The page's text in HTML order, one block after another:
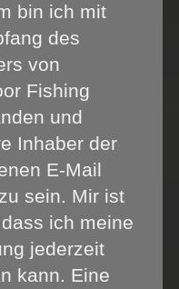
bin ich mit
des
von
Fishing
und
E-Mail
Mir ist
ich meine
jederzeit
kann. Eine